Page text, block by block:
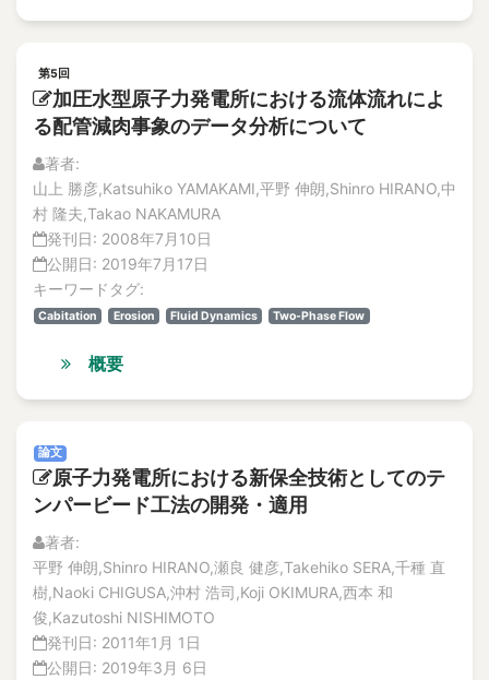
第5回
加圧水型原子力発電所における流体流れによ
る配管減肉事象のデータ分析について
著者:
山上 勝彦,Katsuhiko YAMAKAMI,平野 伸朗,Shinro HIRANO,中
村 隆夫,Takao NAKAMURA
発刊日: 2008年7月10日
公開日: 2019年7月17日
キーワードタグ:
Cabitation Erosion Fluid Dynamics Two-Phase Flow
概要
論文
原子力発電所における新保全技術としてのテ
ンパービード工法の開発・適用
著者:
平野 伸朗,Shinro HIRANO,瀬良 健彦,Takehiko SERA,千種 直
樹,Naoki CHIGUSA,沖村 浩司,Koji OKIMURA,西本 和
俊,Kazutoshi NISHIMOTO
発刊日: 2011年1月 1日
公開日: 2019年3月 6日